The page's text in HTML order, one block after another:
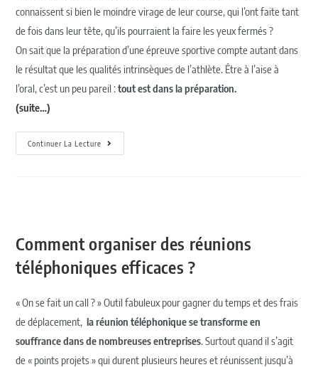
connaissent si bien le moindre virage de leur course, qui l’ont faite tant
de fois dans leur tête, qu’ils pourraient la faire les yeux fermés ?
On sait que la préparation d’une épreuve sportive compte autant dans
le résultat que les qualités intrinsèques de l’athlète. Être à l’aise à
l’oral, c’est un peu pareil :tout est dans la préparation.
(suite…)
Continuer La Lecture
Comment organiser des réunions
téléphoniques efficaces ?
« On se fait un call ? » Outil fabuleux pour gagner du temps et des frais
de déplacement,la réunion téléphonique se transforme en
souffrance dans de nombreuses entreprises. Surtout quand il s’agit
de « points projets » qui durent plusieurs heures et réunissent jusqu’à